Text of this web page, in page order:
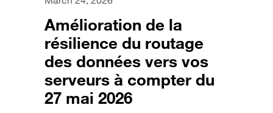
Amélioration de la
résilience du routage
des données vers vos
serveurs à compter du
27 mai 2026